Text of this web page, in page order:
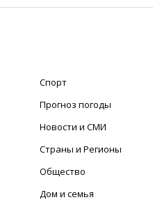
Спорт
Прогноз погоды
Новости и СМИ
Страны и Регионы
Общество
Дом и семья